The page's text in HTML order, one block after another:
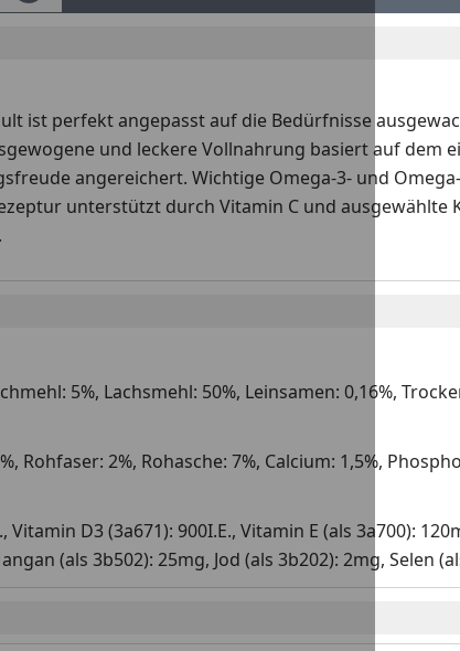
ist perfekt angepasst auf die Bedürfnisse
und leckere Vollnahrung basiert auf
angereichert. Wichtige Omega-3- und
unterstützt durch Vitamin C und
5%, Lachsmehl: 50%, Leinsamen: 0,16%,
Rohfaser: 2%, Rohasche: 7%, Calcium: 1,5%,
Vitamin D3 (3a671): 900I.E., Vitamin E (als 3a700):
(als 3b502): 25mg, Jod (als 3b202): 2mg,